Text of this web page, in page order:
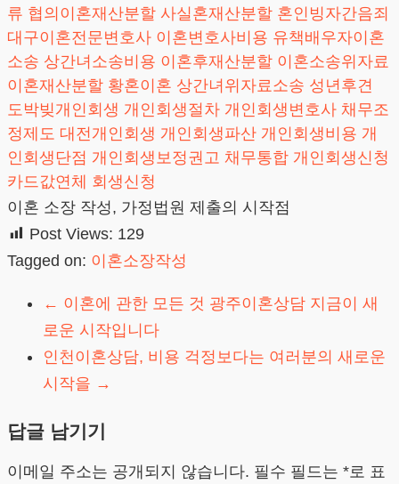
류 협의이혼재산분할 사실혼재산분할 혼인빙자간음죄
대구이혼전문변호사 이혼변호사비용 유책배우자이혼
소송 상간녀소송비용 이혼후재산분할 이혼소송위자료
이혼재산분할 황혼이혼 상간녀위자료소송 성년후견
도박빚개인회생 개인회생절차 개인회생변호사 채무조
정제도 대전개인회생 개인회생파산 개인회생비용 개
인회생단점 개인회생보정권고 채무통합 개인회생신청
카드값연체
회생신청
이혼 소장 작성, 가정법원 제출의 시작점
Post Views: 129
Tagged on: 이혼소장작성
← 이혼에 관한 모든 것 광주이혼상담 지금이 새
로운 시작입니다
인천이혼상담, 비용 걱정보다는 여러분의 새로운
시작을 →
답글 남기기
이메일 주소는 공개되지 않습니다. 필수 필드는 *로 표